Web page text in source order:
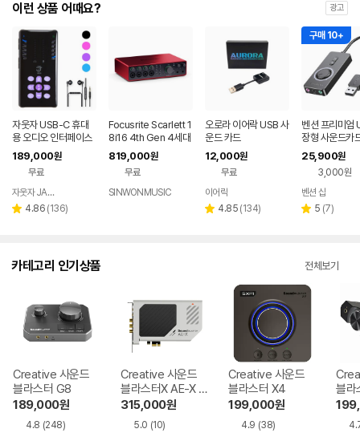
이런 상품 어때요? 광고
자웃자 USB-C 휴대
용 오디오 인터페이스
189,000원
무료
페이
자웃자 JAUTJA
별 4.86 리
(136)
Focusrite Scarlett 1
8i16 4th Gen 4세대
오디오인터페이스
819,000원
무료
SINWONMUSIC
오로라 이어락 USB 사
운드 카드
12,000원
무료
이어락
별 4.85 리
(134)
구매 10+
벤션 프리미엄
장형 사운드카
CDRBF
25,900원
3,000원
벤션 샵
별 5 리
(7)
카테고리 인기상품 전체보기
Creative 사운드
블라스터 G8
189,000원
4.8 (248)
Creative 사운드
블라스터X AE-X P
CI-e
315,000원
5.0 (10)
Creative 사운드
블라스터 X4
199,000원
4.9 (38)
블라